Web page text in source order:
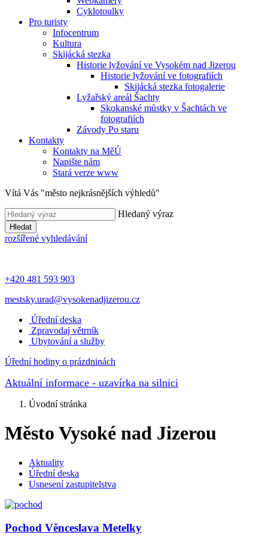
Cyklotoulky
Pro turisty
Infocentrum
Kultura
Skijácká stezka
Historie lyžování ve Vysokém nad Jizerou
Historie lyžování ve fotografiích
Skijácká stezka fotogalerie
Lyžařský areál Šachty
Skokanské můstky v Šachtách ve
fotografiích
Závody Po staru
Kontakty
Kontakty na MěÚ
Napište nám
Stará verze www
Vítá Vás "město nejkrásnějších výhledů"
Hledaný výraz
Hledat
rozšířené vyhledávání
+420 481 593 903
mestsky.urad@vysokenadjizerou.cz
Úřední deska
Zpravodaj větrník
Ubytování a služby
Úřední hodiny o prázdninách
Aktuální informace - uzavírka na silnici
Úvodní stránka
Město Vysoké nad Jizerou
Aktuality
Úřední deska
Usnesení zastupitelstva
Pochod Věnceslava Metelky